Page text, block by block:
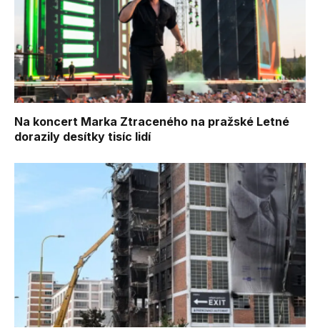
Na koncert Marka Ztraceného na pražské Letné
dorazily desítky tisíc lidí